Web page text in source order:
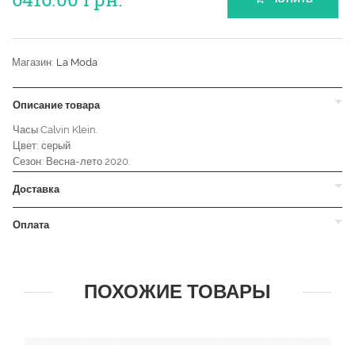
Магазин: La Moda
Описание товара
Часы Calvin Klein.
Цвет: серый.
Сезон: Весна-лето 2020.
Доставка
Оплата
ПОХОЖИЕ ТОВАРЫ